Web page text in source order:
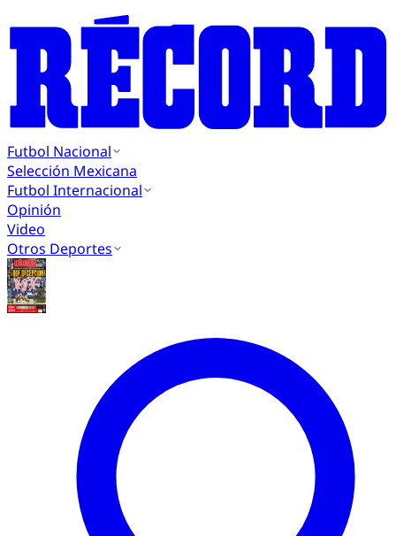
Futbol Nacional
Selección Mexicana
Futbol Internacional
Opinión
Video
Otros Deportes